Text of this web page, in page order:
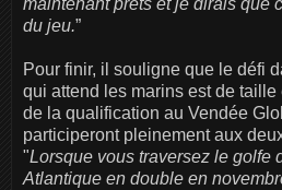
maintenant prêts et je dirais que
du jeu.”
Pour finir, il souligne que le défi
qui attend les marins est de
de la qualification au Vendée
participeront pleinement aux
"Lorsque vous traversez le golfe
Atlantique en double en